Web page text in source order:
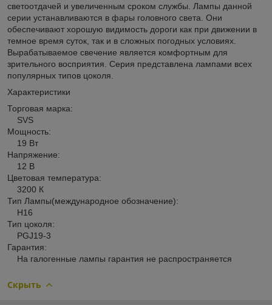
светоотдачей и увеличенным сроком службы. Лампы данной
серии устанавливаются в фары головного света. Они
обеспечивают хорошую видимость дороги как при движении в
темное время суток, так и в сложных погодных условиях.
Вырабатываемое свечение является комфортным для
зрительного восприятия. Серия представлена лампами всех
популярных типов цоколя.
Характеристики
Торговая марка:
SVS
Мощность:
19 Вт
Напряжение:
12 В
Цветовая температура:
3200 К
Тип Лампы(международное обозначение):
H16
Тип цоколя:
PGJ19-3
Гарантия:
На галогенные лампы гарантия не распространяется
Скрыть